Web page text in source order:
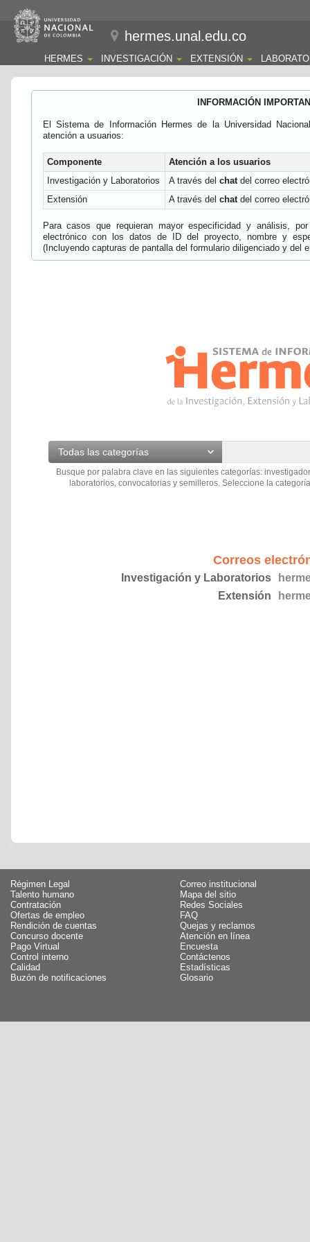
hermes.unal.edu.co
HERMES INVESTIGACIÓN EXTENSIÓN
INFORMACIÓN
El Sistema de Información Hermes de la Universidad
atención a usuarios:
Componente
Atención a los usuarios
Investigación y Laboratorios
A través del chatdel correo
Extensión
A través del chatdel correo
Para casos que requieran mayor especificidad y análisis,
electrónico con los datos de ID del proyecto, nombre y
(Incluyendo capturas de pantalla del formulario diligenciado y del
Todas las categorías
Busque por palabra clave en las siguientes categorías:
laboratorios, convocatorias y semilleros. Seleccione la
Correos
Investigación y Laboratorios
Extensión
Régimen Legal
Talento humano
Contratación
Ofertas de empleo
Rendición de cuentas
Concurso docente
Pago Virtual
Control interno
Calidad
Buzón de notificaciones
Correo institucional
Mapa del sitio
Redes Sociales
FAQ
Quejas y reclamos
Atención en línea
Encuesta
Contáctenos
Estadísticas
Glosario